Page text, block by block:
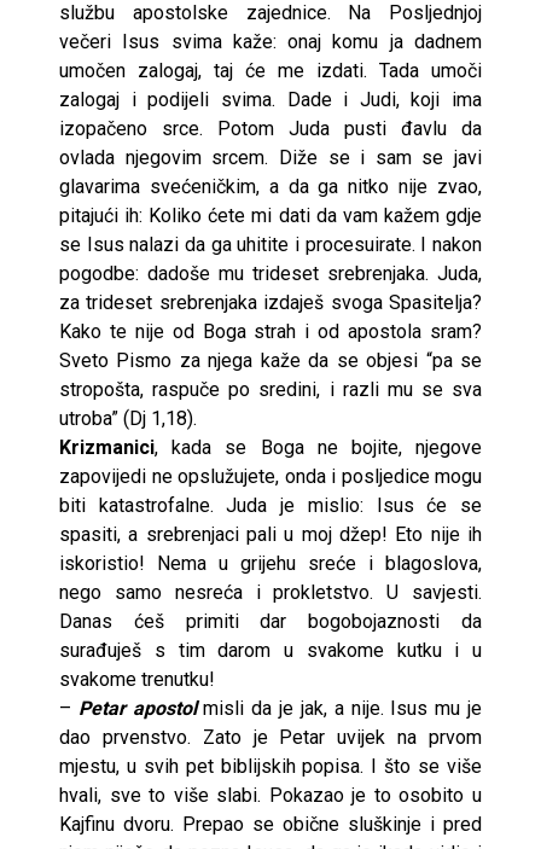
službu apostolske zajednice. Na Posljednjoj
večeri Isus svima kaže: onaj komu ja dadnem
umočen zalogaj, taj će me izdati. Tada umoči
zalogaj i podijeli svima. Dade i Judi, koji ima
izopačeno srce. Potom Juda pusti đavlu da
ovlada njegovim srcem. Diže se i sam se javi
glavarima svećeničkim, a da ga nitko nije zvao,
pitajući ih: Koliko ćete mi dati da vam kažem gdje
se Isus nalazi da ga uhitite i procesuirate. I nakon
pogodbe: dadoše mu trideset srebrenjaka. Juda,
za trideset srebrenjaka izdaješ svoga Spasitelja?
Kako te nije od Boga strah i od apostola sram?
Sveto Pismo za njega kaže da se objesi “pa se
stropošta, raspuče po sredini, i razli mu se sva
utroba” (Dj 1,18).
Krizmanici, kada se Boga ne bojite, njegove
zapovijedi ne opslužujete, onda i posljedice mogu
biti katastrofalne. Juda je mislio: Isus će se
spasiti, a srebrenjaci pali u moj džep! Eto nije ih
iskoristio! Nema u grijehu sreće i blagoslova,
nego samo nesreća i prokletstvo. U savjesti.
Danas ćeš primiti dar bogobojaznosti da
surađuješ s tim darom u svakome kutku i u
svakome trenutku!
– Petar apostolmisli da je jak, a nije. Isus mu je
dao prvenstvo. Zato je Petar uvijek na prvom
mjestu, u svih pet biblijskih popisa. I što se više
hvali, sve to više slabi. Pokazao je to osobito u
Kajfinu dvoru. Prepao se obične sluškinje i pred